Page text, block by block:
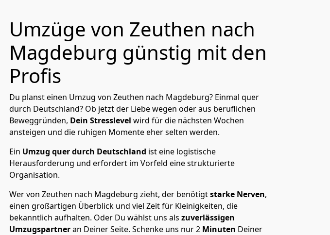
Umzüge von Zeuthen nach
Magdeburg günstig mit den
Profis
Du planst einen Umzug von Zeuthen nach Magdeburg? Einmal quer
durch Deutschland? Ob jetzt der Liebe wegen oder aus beruflichen
Beweggründen, Dein Stresslevel wird für die nächsten Wochen
ansteigen und die ruhigen Momente eher selten werden.
Ein Umzug quer durch Deutschland ist eine logistische
Herausforderung und erfordert im Vorfeld eine strukturierte
Organisation.
Wer von Zeuthen nach Magdeburg zieht, der benötigtstarke Nerven,
einen großartigen Überblick und viel Zeit für Kleinigkeiten, die
bekanntlich aufhalten. Oder Du wählst uns als zuverlässigen
Umzugspartneran Deiner Seite. Schenke uns nur2 Minuten Deiner